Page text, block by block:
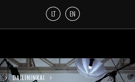
LT EN
DAILININKAI